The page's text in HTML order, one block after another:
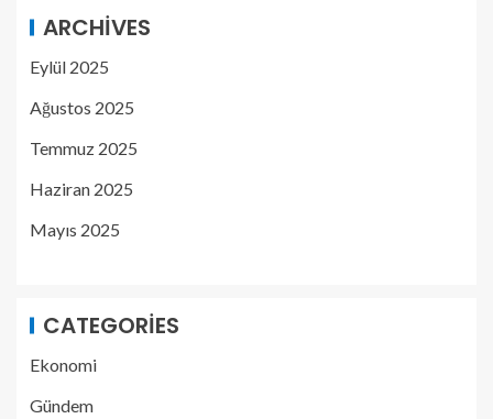
ARCHIVES
Eylül 2025
Ağustos 2025
Temmuz 2025
Haziran 2025
Mayıs 2025
CATEGORIES
Ekonomi
Gündem